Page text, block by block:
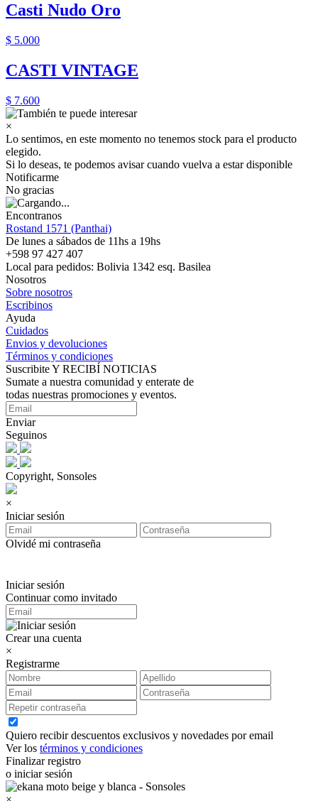
Casti Nudo Oro
$ 5.000
CASTI VINTAGE
$ 7.600
×
Lo sentimos, en este momento no tenemos stock para el producto
elegido.
Si lo deseas, te podemos avisar cuando vuelva a estar disponible
Notificarme
No gracias
Encontranos
Rostand 1571 (Panthai)
De lunes a sábados de 11hs a 19hs
+598 97 427 407
Local para pedidos: Bolivia 1342 esq. Basilea
Nosotros
Sobre nosotros
Escribinos
Ayuda
Cuidados
Envios y devoluciones
Términos y condiciones
Suscribite Y RECIBÍ NOTICIAS
Sumate a nuestra comunidad y enterate de
todas nuestras promociones y eventos.
Enviar
Seguinos
Copyright, Sonsoles
×
Iniciar sesión
Olvidé mi contraseña
Iniciar sesión
Continuar como invitado
Crear una cuenta
×
Registrarme
Quiero recibir descuentos exclusivos y novedades por email
Ver los términos y condiciones
Finalizar registro
o iniciar sesión